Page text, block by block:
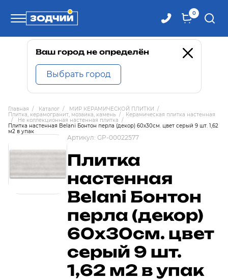
0
Телефоны
8 800 100-71-71
8 (4242) 30-00-27
8 (4242) 30-00-72
Ваш город не определён
Выбрать город
Главная / Каталог / МИР КЕРАМИЧЕСКОЙ ПЛИТКИ /
Плитка, керамогранит, мозаика, камень /
Керамическая плитка настенная
/
Не коллекционная настенная плитка /
Плитка настенная Belani Бонтон перла (декор) 60х30см. цвет серый 9 шт. 1,62
м2 в упак
Артикул: GP-00022577
Плитка
настенная
Belani Бонтон
перла (декор)
60х30см. цвет
серый 9 шт.
1,62 м2 в упак